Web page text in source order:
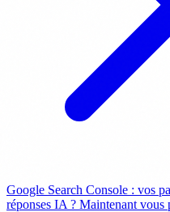
Google Search Console : vos
réponses IA ? Maintenant vous